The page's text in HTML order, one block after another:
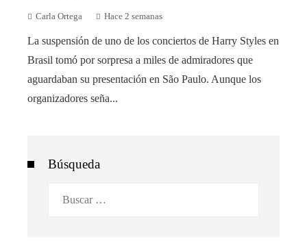
Carla Ortega Hace 2 semanas
La suspensión de uno de los conciertos de Harry Styles en
Brasil tomó por sorpresa a miles de admiradores que
aguardaban su presentación en São Paulo. Aunque los
organizadores seña...
Búsqueda